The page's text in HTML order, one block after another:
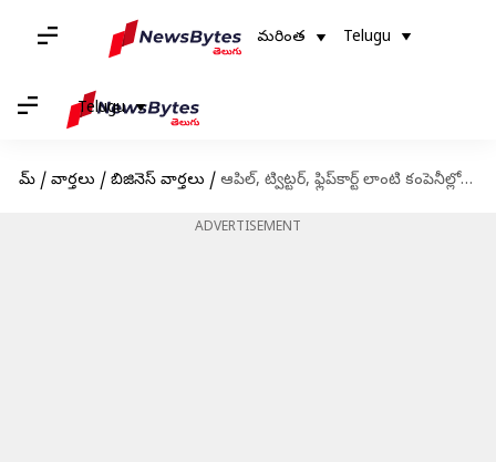
మరింత Telugu
Telugu
హోమ్ / వార్తలు / బిజినెస్ వార్తలు / ఆపిల్, ట్విట్టర్, ఫ్లిప్‌కార్ట్ లాంటి కంపెనీల్లో ఉద్యోగాలు కోల్పోయిన వ్వవస్థాపకులు, సీఈఓలు వీరే
ADVERTISEMENT